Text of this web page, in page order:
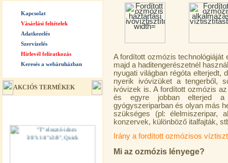
Kapcsolat
Vásárlási feltételek
Adatkezelés
Szervízelés
Hírlevél feliratkozás
Keresés a webáruházban
AKCIÓS TERMÉKEK
A fordított ozmózis technológiáját
majd a haditengerészetnél
nyugati világban régóta elterjedt,
nyerik ivóvizüket a tengerből,
ivóvizek is. A fordított ozmózis
és egyre jobban elterjed a
gyógyszeriparban és olyan más
szükséges (pl: élelmiszeripar,
konzervek, különböző italfajták,
Irány a fordított ozmózisos
Mi az ozmózis lényege?